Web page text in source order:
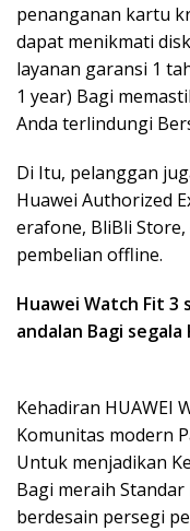
penanganan kartu
dapat menikmati
layanan garansi 1
1 year) Bagi
Anda terlindungi
Di Itu, pelanggan
Huawei Authorized
erafone, BliBli
pembelian offline.
Huawei Watch Fit 3
andalan Bagi segala
Kehadiran HUAWEI
Komunitas modern
Untuk menjadikan
Bagi meraih
berdesain persegi